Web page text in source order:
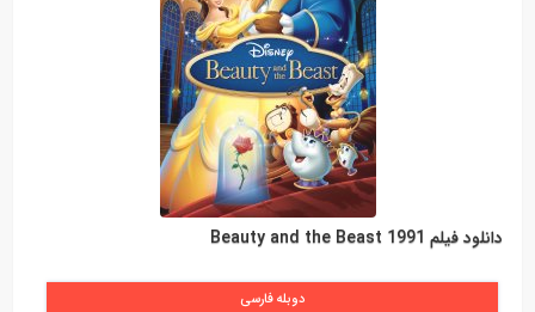
دانلود فیلم Beauty and the Beast 1991
دوبله فارسی